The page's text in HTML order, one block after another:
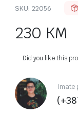
SKU: 22056
230 KM
Did you like this
Imate